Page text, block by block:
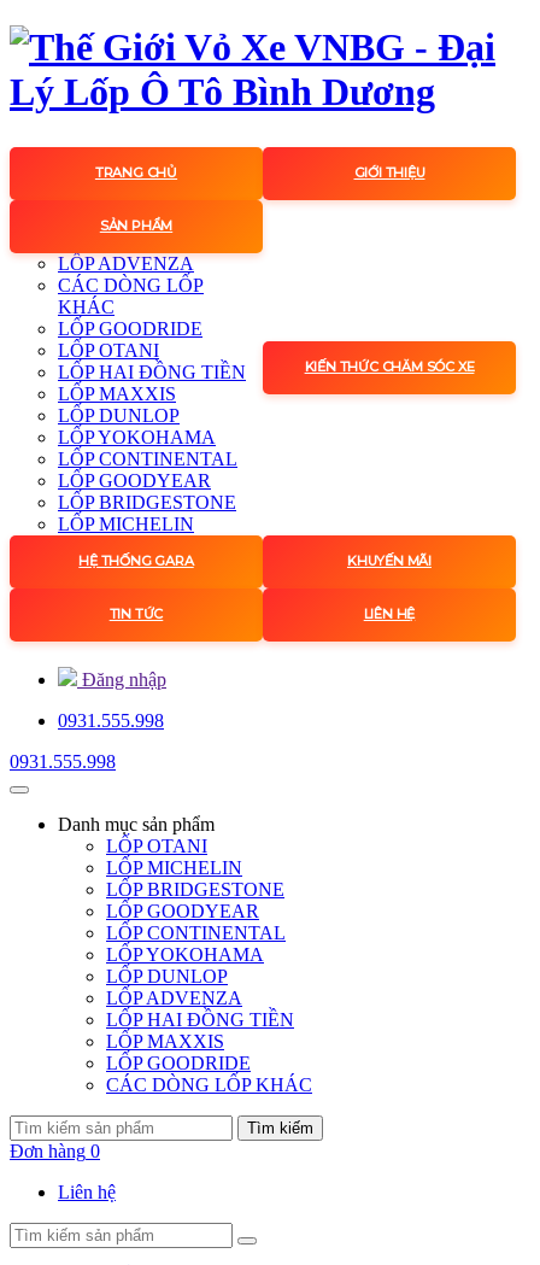
TRANG CHỦ GIỚI THIỆU
SẢN PHẨM
LỐP ADVENZA
CÁC DÒNG LỐP
KHÁC
LỐP GOODRIDE
LỐP OTANI
LỐP HAI ĐỒNG TIỀN
LỐP MAXXIS
LỐP DUNLOP
LỐP YOKOHAMA
LỐP CONTINENTAL
LỐP GOODYEAR
LỐP BRIDGESTONE
LỐP MICHELIN
KIẾN THỨC CHĂM SÓC XE
HỆ THỐNG GARA KHUYẾN MÃI
TIN TỨC LIÊN HỆ
Đăng nhập
0931.555.998
0931.555.998
Danh mục sản phẩm
LỐP OTANI
LỐP MICHELIN
LỐP BRIDGESTONE
LỐP GOODYEAR
LỐP CONTINENTAL
LỐP YOKOHAMA
LỐP DUNLOP
LỐP ADVENZA
LỐP HAI ĐỒNG TIỀN
LỐP MAXXIS
LỐP GOODRIDE
CÁC DÒNG LỐP KHÁC
Tìm kiếm
Đơn hàng 0
Liên hệ